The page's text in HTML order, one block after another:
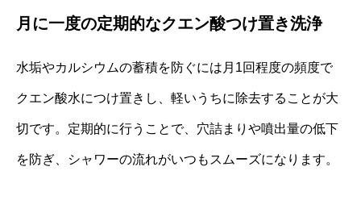
月に一度の定期的なクエン酸つけ置き洗浄
水垢やカルシウムの蓄積を防ぐには月1回程度の頻度で
クエン酸水につけ置きし、軽いうちに除去することが大
切です。定期的に行うことで、穴詰まりや噴出量の低下
を防ぎ、シャワーの流れがいつもスムーズになります。